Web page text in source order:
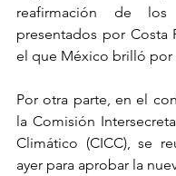
reafirmación de los
presentados por Costa
el que México brilló por
Por otra parte, en el
la Comisión
Climático (CICC), se
ayer para aprobar la